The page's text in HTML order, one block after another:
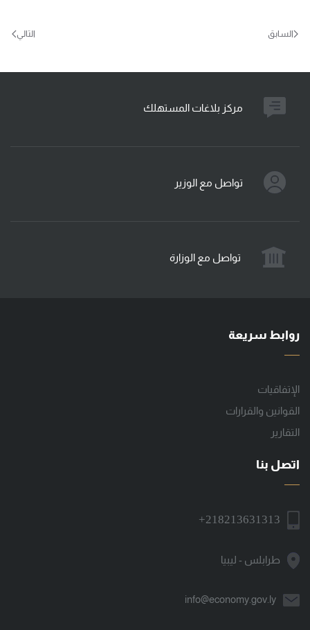
السابق التالي
مركز بلاغات المستهلك
تواصل مع الوزير
تواصل مع الوزارة
روابط سريعة
الإتفاقيات
القوانين والقرارات
التقارير
اتصل بنا
+218213631313
طرابلس - ليبيا
info@economy.gov.ly